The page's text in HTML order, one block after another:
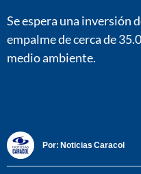
Se espera una inversión
empalme de cerca de
medio ambiente.
Por: Noticias Caracol